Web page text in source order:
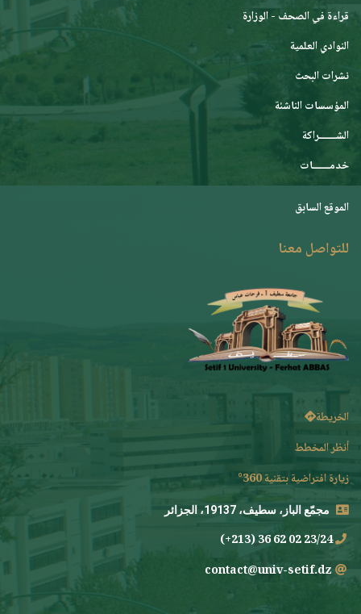
قراءة في الصحف - الوزارة
النوادي العلمية
نشرات البحث
المؤسسات الناشئة
الشـــــــراكة
خدمـــــــات
الموقع السابق
للتواصل معنا
الخريطة
أنظر المخطط
زيارة افتراضية بتقنية 360°
مجمّع الباز، سطيف، 19137، الجزائر
23/24 02 62 36 (213+)
contact@univ-setif.dz